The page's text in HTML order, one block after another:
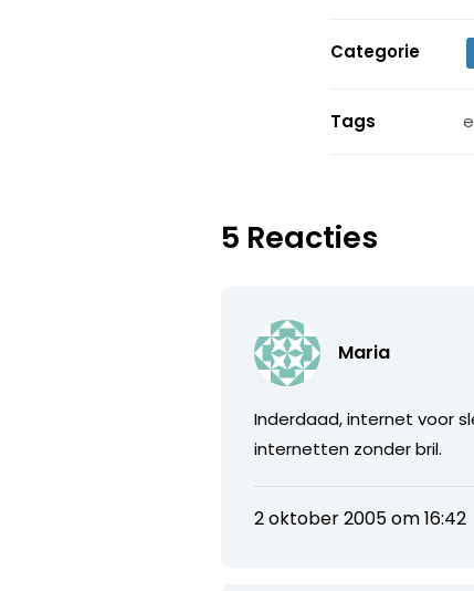
Categorie
Tags
5 Reacties
Maria
Inderdaad, internet voor
internetten zonder bril.
2 oktober 2005 om 16:42